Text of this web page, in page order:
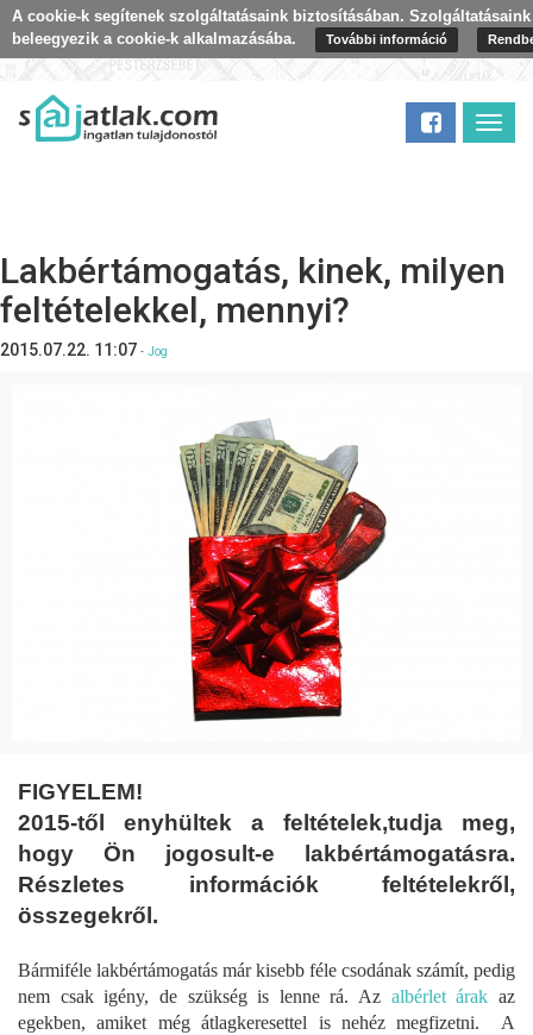
A cookie-k segítenek szolgáltatásaink biztosításában.
beleegyezik a cookie-k alkalmazásába.
További információ
Lakbértámogatás, kinek, milyen
feltételekkel, mennyi?
2015.07.22. 11:07 - Jog
FIGYELEM!
2015-től enyhültek a feltételek,tudja meg,
hogy Ön jogosult-e lakbértámogatásra.
Részletes információk feltételekről,
összegekről.
Bármiféle lakbértámogatás már kisebb féle csodának számít, pedig
nem csak igény, de szükség is lenne rá. Az albérlet árak az
egekben, amiket még átlagkeresettel is nehéz megfizetni. A